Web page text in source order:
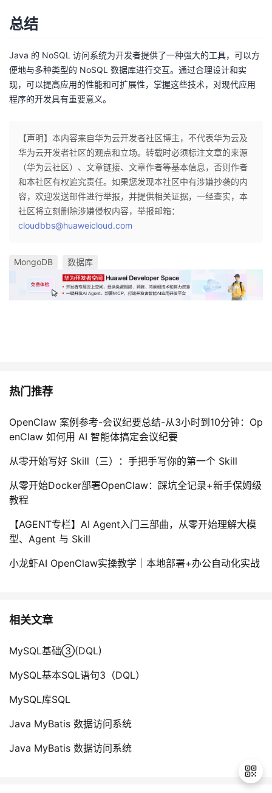
总结
Java 的 NoSQL 访问系统为开发者提供了一种强大的工具，可以方
便地与多种类型的 NoSQL 数据库进行交互。通过合理设计和实
现，可以提高应用的性能和可扩展性，掌握这些技术，对现代应用
程序的开发具有重要意义。
【声明】本内容来自华为云开发者社区博主，不代表华为云及
华为云开发者社区的观点和立场。转载时必须标注文章的来源
（华为云社区）、文章链接、文章作者等基本信息，否则作者
和本社区有权追究责任。如果您发现本社区中有涉嫌抄袭的内
容，欢迎发送邮件进行举报，并提供相关证据，一经查实，本
社区将立刻删除涉嫌侵权内容，举报邮箱：
cloudbbs@huaweicloud.com
MongoDB 数据库
热门推荐
OpenClaw 案例参考-会议纪要总结-从3小时到10分钟：Op
enClaw 如何用 AI 智能体搞定会议纪要
从零开始写好 Skill（三）：手把手写你的第一个 Skill
从零开始Docker部署OpenClaw：踩坑全记录+新手保姆级
教程
【AGENT专栏】AI Agent入门三部曲，从零开始理解大模
型、Agent 与 Skill
小龙虾AI OpenClaw实操教学｜本地部署+办公自动化实战
相关文章
MySQL基础③(DQL)
MySQL基本SQL语句3（DQL）
MySQL库SQL
Java MyBatis 数据访问系统
Java MyBatis 数据访问系统